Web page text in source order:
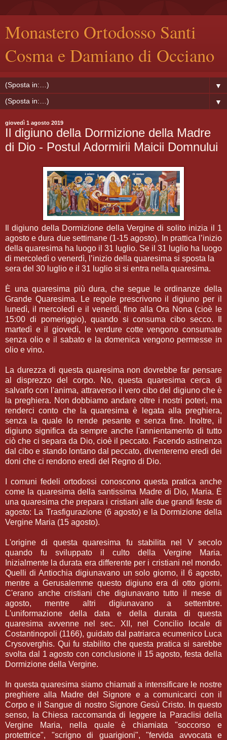
Monastero Ortodosso Santi
Cosma e Damiano di Occiano
▼
▼
giovedì 1 agosto 2019
Il digiuno della Dormizione della Madre
di Dio - Postul Adormirii Maicii Domnului
Il digiuno della Dormizione della Vergine di solito inizia il 1
agosto e dura due settimane (1-15 agosto). In prattica l’inizio
della quaresima ha luogo il 31 luglio. Se il 31 luglio ha luogo
di mercoledì o venerdì, l’inizio della quaresima si sposta la
sera del 30 luglio e il 31 luglio si si entra nella quaresima.
È una quaresima più dura, che segue le ordinanze della
Grande Quaresima. Le regole prescrivono il digiuno per il
lunedì, il mercoledì e il venerdì, fino alla Ora Nona (cioè le
15:00 di pomeriggio), quando si consuma cibo secco. Il
martedì e il giovedì, le verdure cotte vengono consumate
senza olio e il sabato e la domenica vengono permesse in
olio e vino.
La durezza di questa quaresima non dovrebbe far pensare
al disprezzo del corpo. No, questa quaresima cerca di
salvarlo con l'anima, attraverso il vero cibo del digiuno che è
la preghiera. Non dobbiamo andare oltre i nostri poteri, ma
renderci conto che la quaresima è legata alla preghiera,
senza la quale lo rende pesante e senza fine. Inoltre, il
digiuno significa da sempre anche l'annientamento di tutto
ciò che ci separa da Dio, cioè il peccato. Facendo astinenza
dal cibo e stando lontano dal peccato, diventeremo eredi dei
doni che ci rendono eredi del Regno di Dio.
I comuni fedeli ortodossi conoscono questa pratica anche
come la quaresima della santissima Madre di Dio, Maria. È
una quaresima che prepara i cristiani alle due grandi feste di
agosto: La Trasfigurazione (6 agosto) e la Dormizione della
Vergine Maria (15 agosto).
L'origine di questa quaresima fu stabilita nel V secolo
quando fu sviluppato il culto della Vergine Maria.
Inizialmente la durata era differente per i cristiani nel mondo.
Quelli di Antiochia digiunavano un solo giorno, il 6 agosto,
mentre a Gerusalemme questo digiuno era di otto giorni.
C'erano anche cristiani che digiunavano tutto il mese di
agosto, mentre altri digiunavano a settembre.
L'uniformazione della data e della durata di questa
quaresima avvenne nel sec. XII, nel Concilio locale di
Costantinopoli (1166), guidato dal patriarca ecumenico Luca
Crysoverghis. Qui fu stabilito che questa pratica si sarebbe
svolta dal 1 agosto con conclusione il 15 agosto, festa della
Dormizione della Vergine.
In questa quaresima siamo chiamati a intensificare le nostre
preghiere alla Madre del Signore e a comunicarci con il
Corpo e il Sangue di nostro Signore Gesù Cristo. In questo
senso, la Chiesa raccomanda di leggere la Paraclisi della
Vergine Maria, nella quale è chiamiata "soccorso e
protettrice", "scrigno di guarigioni", "fervida avvocata e